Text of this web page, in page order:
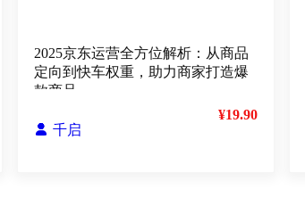
2025京东运营全方位解析：从商品
定向到快车权重，助力商家打造爆
款商品
 千启
¥19.90